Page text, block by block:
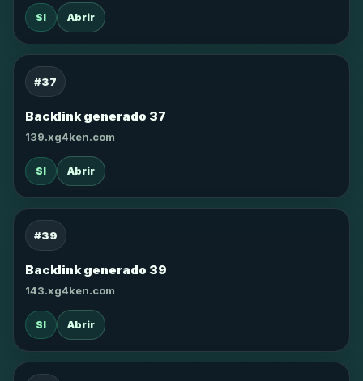
SI Abrir
#37
Backlink generado 37
139.xg4ken.com
SI Abrir
#39
Backlink generado 39
143.xg4ken.com
SI Abrir